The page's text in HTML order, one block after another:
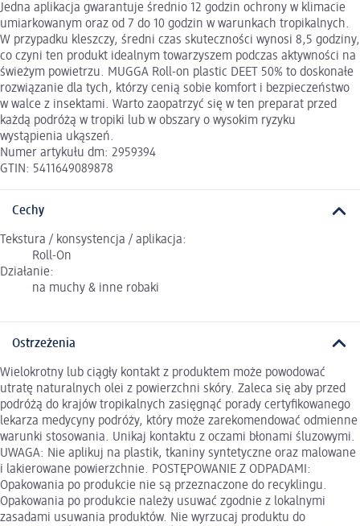
Jedna aplikacja gwarantuje średnio 12 godzin ochrony w klimacie
umiarkowanym oraz od 7 do 10 godzin w warunkach tropikalnych.
W przypadku kleszczy, średni czas skuteczności wynosi 8,5 godziny,
co czyni ten produkt idealnym towarzyszem podczas aktywności na
świeżym powietrzu. MUGGA Roll-on plastic DEET 50% to doskonałe
rozwiązanie dla tych, którzy cenią sobie komfort i bezpieczeństwo
w walce z insektami. Warto zaopatrzyć się w ten preparat przed
każdą podróżą w tropiki lub w obszary o wysokim ryzyku
wystąpienia ukąszeń.
Numer artykułu dm: 2959394
GTIN: 5411649089878
Cechy
Tekstura / konsystencja / aplikacja:
Roll-On
Działanie:
na muchy & inne robaki
Ostrzeżenia
Wielokrotny lub ciągły kontakt z produktem może powodować
utratę naturalnych olei z powierzchni skóry. Zaleca się aby przed
podróżą do krajów tropikalnych zasięgnąć porady certyfikowanego
lekarza medycyny podróży, który może zarekomendować odmienne
warunki stosowania. Unikaj kontaktu z oczami błonami śluzowymi.
UWAGA: Nie aplikuj na plastik, tkaniny syntetyczne oraz malowane
i lakierowane powierzchnie. POSTĘPOWANIE Z ODPADAMI:
Opakowania po produkcie nie są przeznaczone do recyklingu.
Opakowania po produkcie należy usuwać zgodnie z lokalnymi
zasadami usuwania produktów. Nie wyrzucaj produktu do